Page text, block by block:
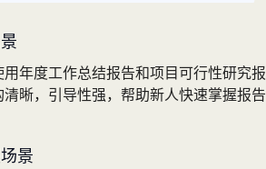
年度工作总结报告和项目可行性研究报
晰，引导性强，帮助新人快速掌握报告
景